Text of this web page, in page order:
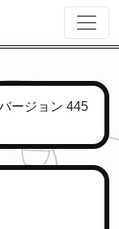
ージョン 445